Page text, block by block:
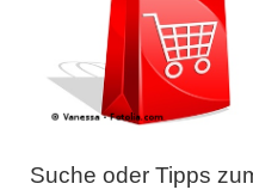
Suche oder Tipps